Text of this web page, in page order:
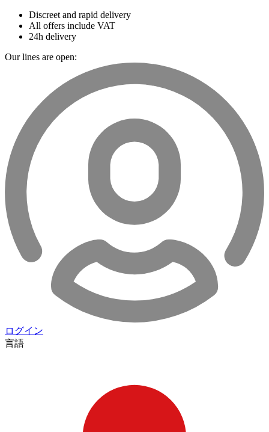
Discreet and rapid delivery
All offers include VAT
24h delivery
Our lines are open:
ログイン
言語